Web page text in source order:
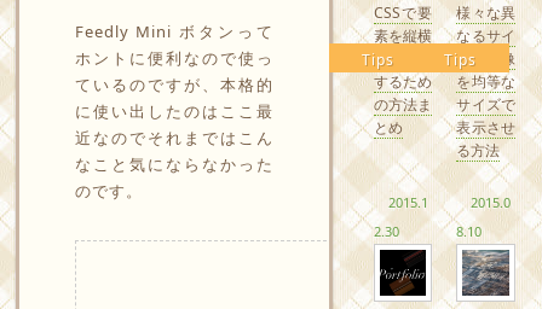
Feedly Mini ボタンって
ホントに便利なので使っ
ているのですが、本格的
に使い出したのはここ最
近なのでそれまではこん
なこと気にならなかった
のです。
Tips
CSSで要
素を縦横
中央配置
するため
の方法ま
とめ
Tips
様々な異
なるサイ
ズの画像
を均等な
サイズで
表示させ
る方法
2015.1
2.30
2015.0
8.10